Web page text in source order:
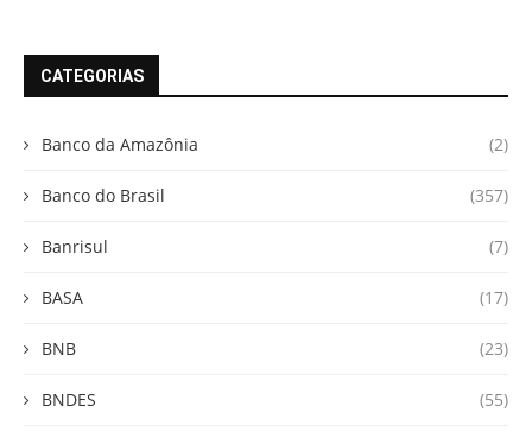
CATEGORIAS
Banco da Amazônia (2)
Banco do Brasil (357)
Banrisul (7)
BASA (17)
BNB (23)
BNDES (55)